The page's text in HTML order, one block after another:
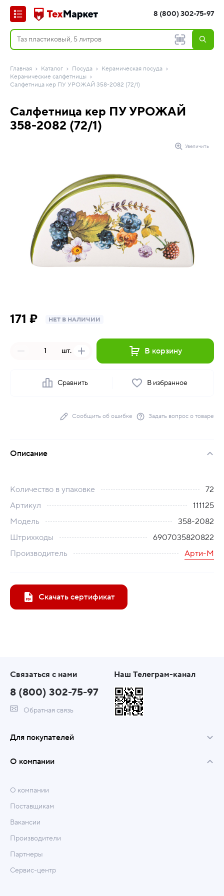
8 (800) 302-75-97
Главная Каталог Посуда
Керамическая посуда
Керамические салфетницы
Салфетница кер ПУ УРОЖАЙ 358-2082 (72/1)
Салфетница кер ПУ УРОЖАЙ
358-2082 (72/1)
Увеличить
171 ₽ НЕТ В НАЛИЧИИ
шт. В корзину
Сравнить В избранное
Сообщить об ошибке Задать вопрос о товаре
Описание
Количество в упаковке
72
Артикул
111125
Модель
358-2082
Штрихкоды
6907035820822
Производитель
Арти-М
Скачать сертификат
Связаться с нами
8 (800) 302-75-97
Обратная связь
Наш Телеграм-канал
Для покупателей
О компании
О компании
Поставщикам
Вакансии
Производители
Партнеры
Сервис-центр